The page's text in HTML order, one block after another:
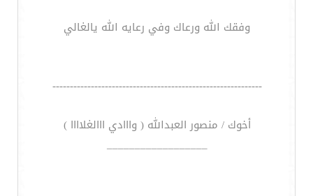
وفقك الله ورعاك وفي رعايه الله يالغالي
------------------------------------------------------------
أخوك / منصور العبدالله ( وااادي ااالغلاااا )
__________________